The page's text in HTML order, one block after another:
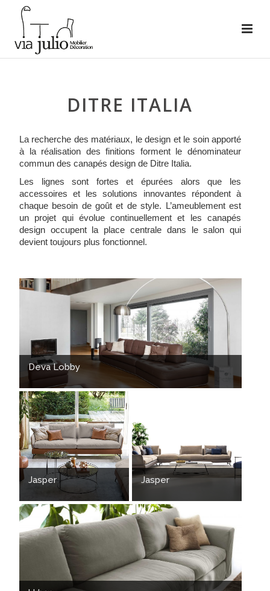
DITRE ITALIA
La recherche des matériaux, le design et le soin apporté
à la réalisation des finitions forment le dénominateur
commun des canapés design de Ditre Italia.
Les lignes sont fortes et épurées alors que les
accessoires et les solutions innovantes répondent à
chaque besoin de goût et de style. L’ameublement est
un projet qui évolue continuellement et les canapés
design occupent la place centrale dans le salon qui
devient toujours plus fonctionnel.
Deva Lobby
Jasper Jasper